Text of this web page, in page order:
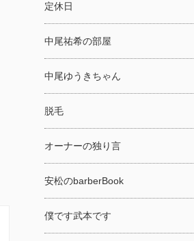
定休日
中尾祐希の部屋
中尾ゆうきちゃん
脱毛
オーナーの独り言
安松のbarberBook
僕です武本です